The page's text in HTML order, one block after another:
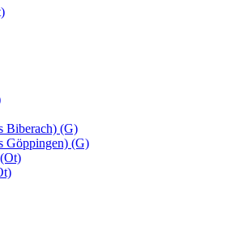
Biberach) (G)
Göppingen) (G)